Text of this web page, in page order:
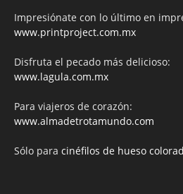
Impresiónate con lo último en
www.printproject.com.mx
Disfruta el pecado más delicioso:
www.lagula.com.mx
Para viajeros de corazón:
www.almadetrotamundo.com
Sólo para cinéfilos de hueso